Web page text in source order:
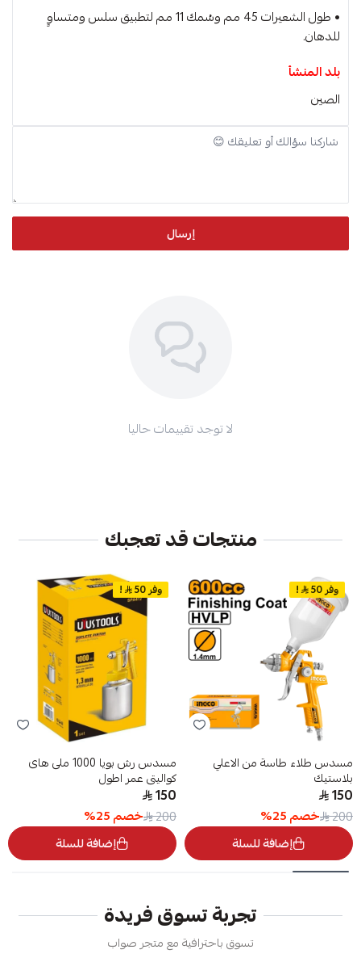
• طول الشعيرات 45 مم وسُمك 11 مم لتطبيق سلس ومتساوٍ
للدهان.
بلد المنشأ
الصين
إرسال
لا توجد تقييمات حاليا
منتجات قد تعجبك
وفر 50 !
مسدس طلاء طاسة من الاعلي
بلاستيك
150
200 خصم25
%
إضافة للسلة
وفر 50 !
مسدس رش بويا 1000 ملى هاى
كواليتى عمر اطول
150
200 خصم25
%
إضافة للسلة
تجربة تسوق فريدة
تسوق باحترافية مع متجر صواب